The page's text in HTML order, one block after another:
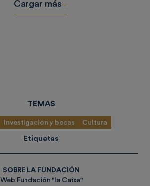
Cargar más
TEMAS
Investigación y becas Cultura
Etiquetas
SOBRE LA FUNDACIÓN
Web Fundación "la Caixa"